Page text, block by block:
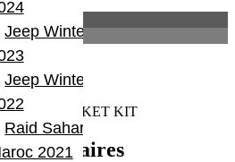
BRACKET KIT
Jeep Winter Tour
Jeep Winter Tour
Raid Sahara Tour
2021